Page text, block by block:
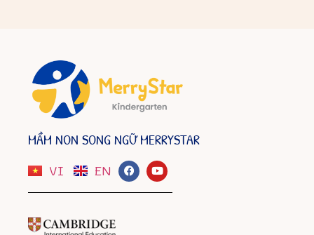
MẦM NON SONG NGỮ MERRYSTAR
VI EN